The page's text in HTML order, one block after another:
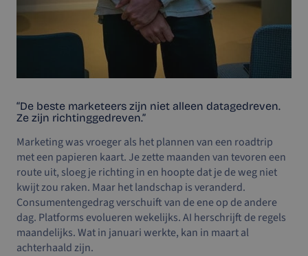
“De beste marketeers zijn niet alleen datagedreven.
Ze zijn richtinggedreven.”
Marketing was vroeger als het plannen van een roadtrip
met een papieren kaart. Je zette maanden van tevoren een
route uit, sloeg je richting in en hoopte dat je de weg niet
kwijt zou raken. Maar het landschap is veranderd.
Consumentengedrag verschuift van de ene op de andere
dag. Platforms evolueren wekelijks. AI herschrijft de regels
maandelijks. Wat in januari werkte, kan in maart al
achterhaald zijn.